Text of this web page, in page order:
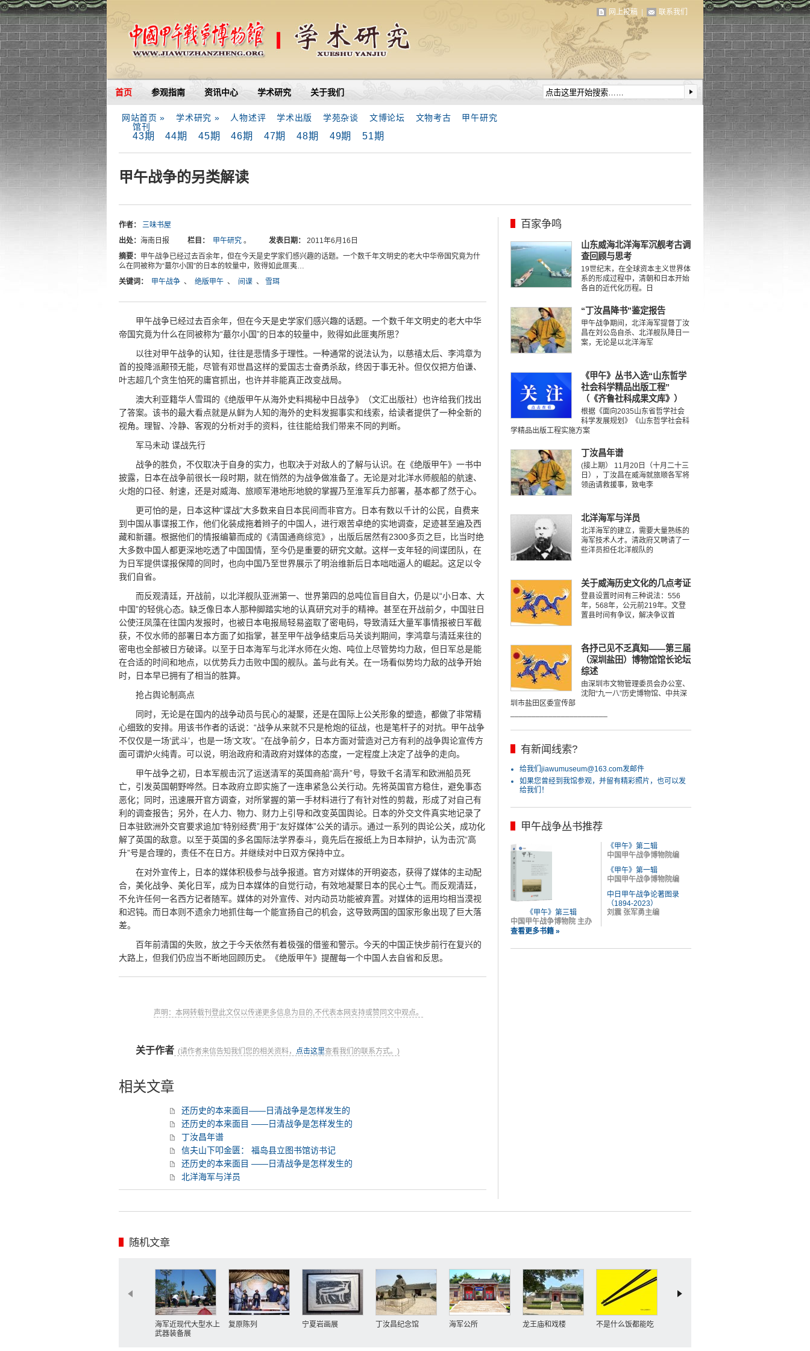
网上投稿 联系我们
首页 参观指南 资讯中心 学术研究 关于我们
网站首页 » 学术研究 » 人物述评 学术出版 学苑杂谈 文博论坛 文物考古
甲午研究
馆刊
43期 44期 45期 46期 47期 48期 49期 51期
甲午战争的另类解读
作者：
三味书屋
出处： 海南日报 栏目： 甲午研究 。 发表日期：
2011年6月16日
摘要： 甲午战争已经过去百余年，但在今天是史学家们感兴趣的话题。一个数千年文明史的老大中华帝国究竟为什
么在同被称为“蕞尔小国”的日本的较量中，败得如此匪夷…
关键词：
甲午战争 、 绝版甲午 、 间谍 、 雪珥
甲午战争已经过去百余年，但在今天是史学家们感兴趣的话题。一个数千年文明史的老大中华
帝国究竟为什么在同被称为“蕞尔小国”的日本的较量中，败得如此匪夷所思？
以往对甲午战争的认知，往往是悲情多于理性。一种通常的说法认为，以慈禧太后、李鸿章为
首的投降派颟顸无能，尽管有邓世昌这样的爱国志士奋勇杀敌，终因于事无补。但仅仅把方伯谦、
叶志超几个贪生怕死的庸官抓出，也许并非能真正改变战局。
澳大利亚籍华人雪珥的《绝版甲午从海外史料揭秘中日战争》（文汇出版社）也许给我们找出
了答案。该书的最大看点就是从鲜为人知的海外的史料发掘事实和线索，给读者提供了一种全新的
视角。理智、冷静、客观的分析对手的资料，往往能给我们带来不同的判断。
军马未动 谍战先行
战争的胜负，不仅取决于自身的实力，也取决于对敌人的了解与认识。在《绝版甲午》一书中
披露，日本在战争前很长一段时期，就在悄然的为战争做准备了。无论是对北洋水师舰船的航速、
火炮的口径、射速，还是对威海、旅顺军港地形地貌的掌握乃至淮军兵力部署，基本都了然于心。
更可怕的是，日本这种“谍战”大多数来自日本民间而非官方。日本有数以千计的公民，自费来
到中国从事谍报工作，他们化装成拖着辫子的中国人，进行艰苦卓绝的实地调查，足迹甚至遍及西
藏和新疆。根据他们的情报编纂而成的《清国通商综览》，出版后居然有2300多页之巨，比当时绝
大多数中国人都更深地吃透了中国国情，至今仍是重要的研究文献。这样一支年轻的间谍团队，在
为日军提供谍报保障的同时，也向中国乃至世界展示了明治维新后日本咄咄逼人的崛起。这足以令
我们自省。
而反观清廷，开战前，以北洋舰队亚洲第一、世界第四的总吨位盲目自大，仍是以“小日本、大
中国”的轻佻心态。缺乏像日本人那种脚踏实地的认真研究对手的精神。甚至在开战前夕，中国驻日
公使汪凤藻在往国内发报时，也被日本电报局轻易盗取了密电码，导致清廷大量军事情报被日军截
获，不仅水师的部署日本方面了如指掌，甚至甲午战争结束后马关谈判期间，李鸿章与清廷来往的
密电也全部被日方破译。以至于日本海军与北洋水师在火炮、吨位上尽管势均力敌，但日军总是能
在合适的时间和地点，以优势兵力击败中国的舰队。盖与此有关。在一场看似势均力敌的战争开始
时，日本早已拥有了相当的胜算。
抢占舆论制高点
同时，无论是在国内的战争动员与民心的凝聚，还是在国际上公关形象的塑造，都做了非常精
心细致的安排。用该书作者的话说：“战争从来就不只是枪炮的征战，也是笔杆子的对抗。甲午战争
不仅仅是一场‘武斗’，也是一场‘文攻’。”在战争前夕，日本方面对营造对己方有利的战争舆论宣传方
面可谓炉火纯青。可以说，明治政府和清政府对媒体的态度，一定程度上决定了战争的走向。
甲午战争之初，日本军舰击沉了运送清军的英国商船“高升”号，导致千名清军和欧洲船员死
亡，引发英国朝野哗然。日本政府立即实施了一连串紧急公关行动。先将英国官方稳住，避免事态
恶化；同时，迅速展开官方调查，对所掌握的第一手材料进行了有针对性的剪裁，形成了对自己有
利的调查报告；另外，在人力、物力、财力上引导和改变英国舆论。日本的外交文件真实地记录了
日本驻欧洲外交官要求追加“特别经费”用于“友好媒体”公关的请示。通过一系列的舆论公关，成功化
解了英国的敌意。以至于英国的多名国际法学界泰斗，竟先后在报纸上为日本辩护，认为击沉“高
升”号是合理的，责任不在日方。并继续对中日双方保持中立。
在对外宣传上，日本的媒体积极参与战争报道。官方对媒体的开明姿态，获得了媒体的主动配
合，美化战争、美化日军，成为日本媒体的自觉行动，有效地凝聚日本的民心士气。而反观清廷，
不允许任何一名西方记者随军。媒体的对外宣传、对内动员功能被弃置。对媒体的运用均相当漠视
和迟钝。而日本则不遗余力地抓住每一个能宣扬自己的机会，这导致两国的国家形象出现了巨大落
差。
百年前清国的失败，放之于今天依然有着极强的借鉴和警示。今天的中国正快步前行在复兴的
大路上，但我们仍应当不断地回顾历史。《绝版甲午》提醒每一个中国人去自省和反思。
声明：本网转载刊登此文仅以传递更多信息为目的,不代表本网支持或赞同文中观点。
关于作者 (请作者来信告知我们您的相关资料， 点击这里查看我们的联系方式。)
相关文章
还历史的本来面目——日清战争是怎样发生的
还历史的本来面目 ——日清战争是怎样发生的
丁汝昌年谱
信夫山下叩金匮： 福岛县立图书馆访书记
还历史的本来面目 ——日清战争是怎样发生的
北洋海军与洋员
百家争鸣
山东威海北洋海军沉舰考古调
查回顾与思考
19世纪末，在全球资本主义世界体
系的形成过程中，清朝和日本开始
各自的近代化历程。日
“丁汝昌降书”鉴定报告
甲午战争期间，北洋海军提督丁汝
昌在刘公岛自杀、北洋舰队降日一
案，无论是以北洋海军
《甲午》丛书入选“山东哲学
社会科学精品出版工程”
（《齐鲁社科成果文库》）
根据《面向2035山东省哲学社会
科学发展规划》《山东哲学社会科
学精品出版工程实施方案
丁汝昌年谱
(接上期） 11月20日（十月二十三
日），丁汝昌在威海就旅顺各军将
领函请救援事，致电李
北洋海军与洋员
北洋海军的建立，需要大量熟练的
海军技术人才。清政府又聘请了一
些洋员担任北洋舰队的
关于威海历史文化的几点考证
登县设置时间有三种说法：556
年，568年，公元前219年。文登
置县时间有争议，解决争议首
各抒己见不乏真知——第三届
（深圳盐田）博物馆馆长论坛
综述
由深圳市文物管理委员会办公室、
沈阳“九一八”历史博物馆、中共深
圳市盐田区委宣传部
有新闻线索?
给我们jiawumuseum@163.com发邮件
如果您曾经到我馆参观，并留有精彩照片，也可以发
给我们！
甲午战争丛书推荐
《甲午》第三辑
中国甲午战争博物院 主办
《甲午》第二辑
中国甲午战争博物院编
《甲午》第一辑
中国甲午战争博物院编
中日甲午战争论著图录
（1894-2023）
刘震 张军勇主编
查看更多书籍 »
随机文章
海军近现代大型水上
武器装备展
复原陈列 宁夏岩画展 丁汝昌纪念馆 海军公所 龙王庙和戏楼 不是什么饭都能吃